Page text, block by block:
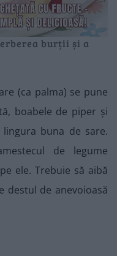
burții și a
(ca palma) se pune
boabele de piper și
buna de sare.
de legume
ele. Trebuie să aibă
destul de anevoioasă